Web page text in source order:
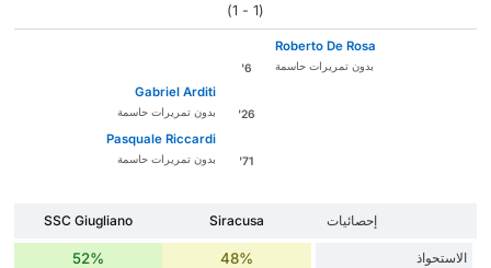
(1 - 1)
6'
Roberto De Rosa
بدون تمريرات حاسمة
Gabriel Arditi
بدون تمريرات حاسمة 26'
Pasquale Riccardi
بدون تمريرات حاسمة 71'
إحصائيات Siracusa
SSC Giugliano
الاستحواذ 48%
52%